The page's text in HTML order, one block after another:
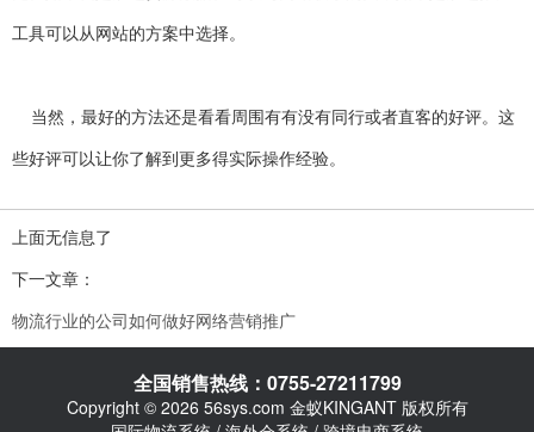
工具可以从网站的方案中选择。
当然，最好的方法还是看看周围有有没有同行或者直客的好评。这
些好评可以让你了解到更多得实际操作经验。
上面无信息了
下一文章：
物流行业的公司如何做好网络营销推广
全国销售热线：0755-27211799
Copyright © 2026 56sys.com 金蚁KINGANT 版权所有